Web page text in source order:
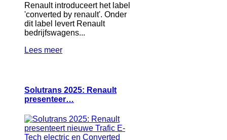
Renault introduceert het label
'converted by renault'. Onder
dit label levert Renault
bedrijfswagens...
Lees meer
Solutrans 2025: Renault
presenteer…